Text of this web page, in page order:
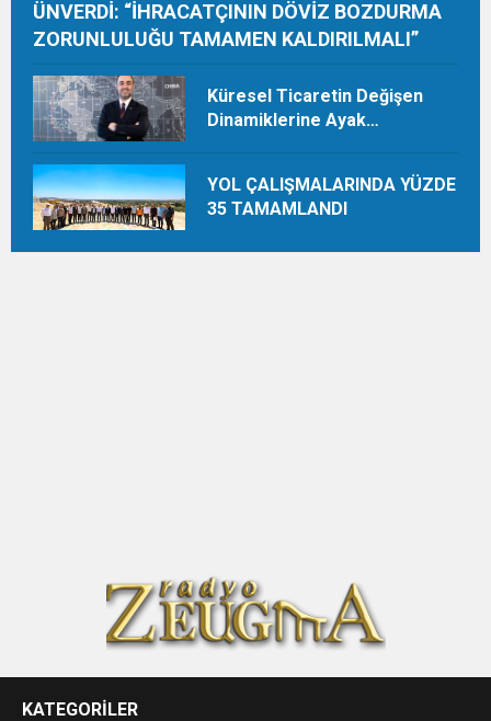
ÜNVERDİ: “İHRACATÇININ DÖVİZ BOZDURMA
ZORUNLULUĞU TAMAMEN KALDIRILMALI”
Küresel Ticaretin Değişen
Dinamiklerine Ayak
YOL ÇALIŞMALARINDA YÜZDE
35 TAMAMLANDI
KATEGORİLER